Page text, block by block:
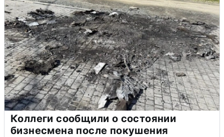
Коллеги сообщили о состоянии
бизнесмена после покушения